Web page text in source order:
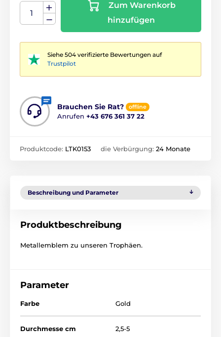
Zum Warenkorb
hinzufügen
Siehe 504 verifizierte Bewertungen auf
Trustpilot
Brauchen Sie Rat? offline
Anrufen +43 676 361 37 22
Produktcode: LTK0153 die Verbürgung: 24 Monate
Beschreibung und Parameter
Produktbeschreibung
Metallemblem zu unseren Trophäen.
Parameter
Farbe Gold
Durchmesse cm 2,5-5